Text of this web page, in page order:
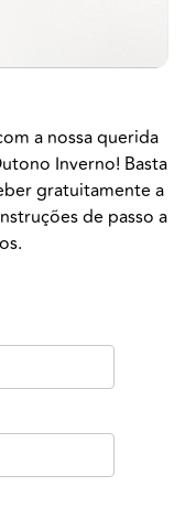
a nossa querida
Inverno! Basta
gratuitamente a
de passo a